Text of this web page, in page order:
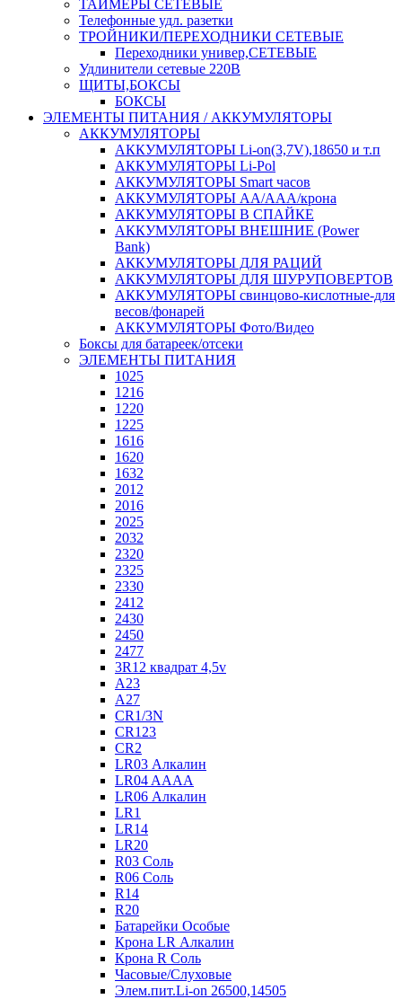
ТАЙМЕРЫ СЕТЕВЫЕ
Телефонные удл. разетки
ТРОЙНИКИ/ПЕРЕХОДНИКИ СЕТЕВЫЕ
Переходники универ,СЕТЕВЫЕ
Удлинители сетевые 220В
ЩИТЫ,БОКСЫ
БОКСЫ
ЭЛЕМЕНТЫ ПИТАНИЯ / АККУМУЛЯТОРЫ
АККУМУЛЯТОРЫ
АККУМУЛЯТОРЫ Li-on(3,7V),18650 и т.п
АККУМУЛЯТОРЫ Li-Pol
АККУМУЛЯТОРЫ Smart часов
АККУМУЛЯТОРЫ АА/ААА/крона
АККУМУЛЯТОРЫ В СПАЙКЕ
АККУМУЛЯТОРЫ ВНЕШНИЕ (Power
Bank)
АККУМУЛЯТОРЫ ДЛЯ РАЦИЙ
АККУМУЛЯТОРЫ ДЛЯ ШУРУПОВЕРТОВ
АККУМУЛЯТОРЫ свинцово-кислотные-для
весов/фонарей
АККУМУЛЯТОРЫ Фото/Видео
Боксы для батареек/отсеки
ЭЛЕМЕНТЫ ПИТАНИЯ
1025
1216
1220
1225
1616
1620
1632
2012
2016
2025
2032
2320
2325
2330
2412
2430
2450
2477
3R12 квадрат 4,5v
A23
A27
CR1/3N
CR123
CR2
LR03 Алкалин
LR04 AAAA
LR06 Алкалин
LR1
LR14
LR20
R03 Соль
R06 Соль
R14
R20
Батарейки Особые
Крона LR Алкалин
Крона R Соль
Часовые/Слуховые
Элем.пит.Li-on 26500,14505